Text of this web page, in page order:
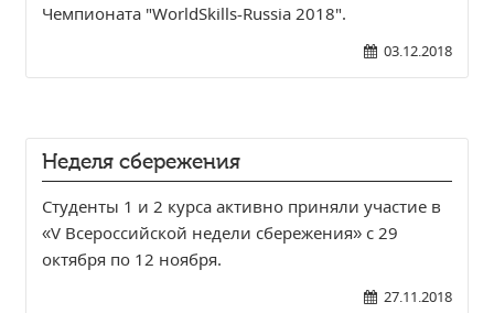
Чемпионата "WorldSkills-Russia 2018".
03.12.2018
Неделя сбережения
Студенты 1 и 2 курса активно приняли участие в
«V Всероссийской недели сбережения» с 29
октября по 12 ноября.
27.11.2018